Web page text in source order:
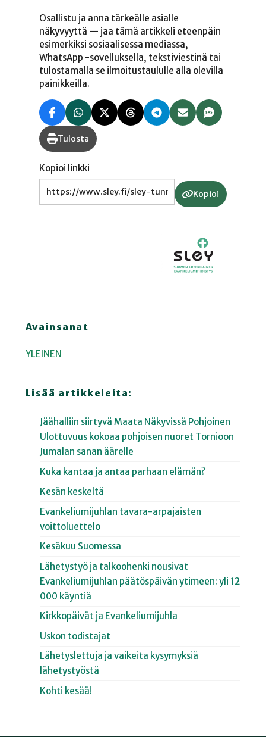
Osallistu ja anna tärkeälle asialle
näkyvyyttä — jaa tämä artikkeli eteenpäin
esimerkiksi sosiaalisessa mediassa,
WhatsApp -sovelluksella, tekstiviestinä tai
tulostamalla se ilmoitustaululle alla olevilla
painikkeilla.
Tulosta
Kopioi linkki
Kopioi
Avainsanat
YLEINEN
Lisää artikkeleita:
Jäähalliin siirtyvä Maata Näkyvissä Pohjoinen
Ulottuvuus kokoaa pohjoisen nuoret Tornioon
Jumalan sanan äärelle
Kuka kantaa ja antaa parhaan elämän?
Kesän keskeltä
Evankeliumijuhlan tavara-arpajaisten
voittoluettelo
Kesäkuu Suomessa
Lähetystyö ja talkoohenki nousivat
Evankeliumijuhlan päätöspäivän ytimeen: yli 12
000 käyntiä
Kirkkopäivät ja Evankeliumijuhla
Uskon todistajat
Lähetyslettuja ja vaikeita kysymyksiä
lähetystyöstä
Kohti kesää!